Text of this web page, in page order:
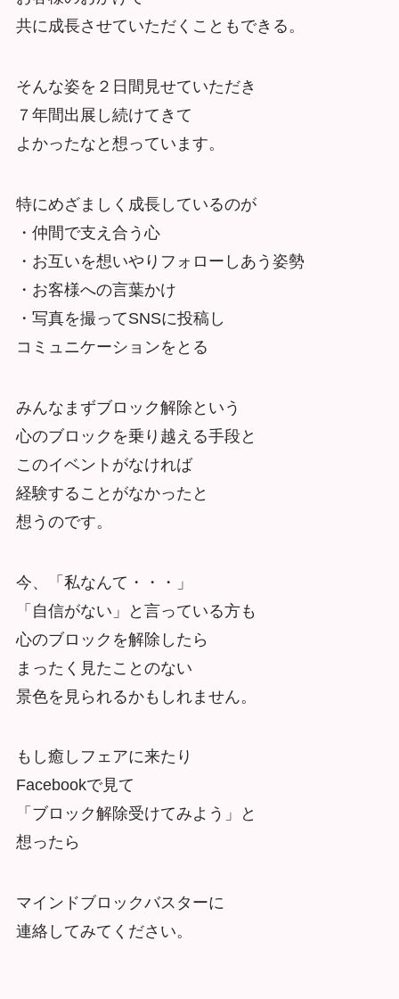
共に成長させていただくこともできる。
そんな姿を２日間見せていただき
７年間出展し続けてきて
よかったなと想っています。
特にめざましく成長しているのが
・仲間で支え合う心
・お互いを想いやりフォローしあう姿勢
・お客様への言葉かけ
・写真を撮ってSNSに投稿し
コミュニケーションをとる
みんなまずブロック解除という
心のブロックを乗り越える手段と
このイベントがなければ
経験することがなかったと
想うのです。
今、「私なんて・・・」
「自信がない」と言っている方も
心のブロックを解除したら
まったく見たことのない
景色を見られるかもしれません。
もし癒しフェアに来たり
Facebookで見て
「ブロック解除受けてみよう」と
想ったら
マインドブロックバスターに
連絡してみてください。